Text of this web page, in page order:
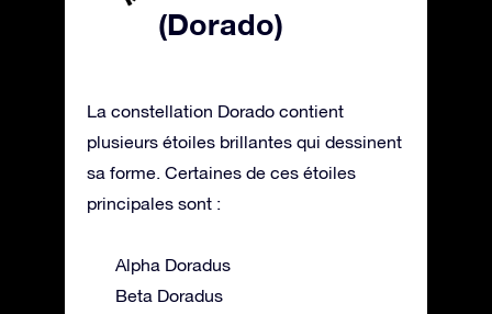
(Dorado)
La constellation Dorado contient
plusieurs étoiles brillantes qui dessinent
sa forme. Certaines de ces étoiles
principales sont :
Alpha Doradus
Beta Doradus